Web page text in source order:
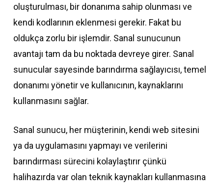
oluşturulması, bir donanıma sahip olunması ve
kendi kodlarının eklenmesi gerekir. Fakat bu
oldukça zorlu bir işlemdir. Sanal sunucunun
avantajı tam da bu noktada devreye girer. Sanal
sunucular sayesinde barındırma sağlayıcısı, temel
donanımı yönetir ve kullanıcının, kaynaklarını
kullanmasını sağlar.
Sanal sunucu, her müşterinin, kendi web sitesini
ya da uygulamasını yapmayı ve verilerini
barındırması sürecini kolaylaştırır çünkü
halihazırda var olan teknik kaynakları kullanmasına